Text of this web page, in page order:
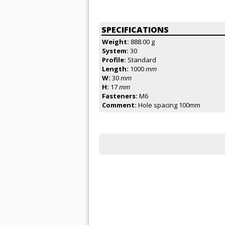
SPECIFICATIONS
Weight: 888.00 g
System: 30
Profile: Standard
Length: 1000mm
W: 30mm
H: 17mm
Fasteners: M6
Comment: Hole spacing 100mm